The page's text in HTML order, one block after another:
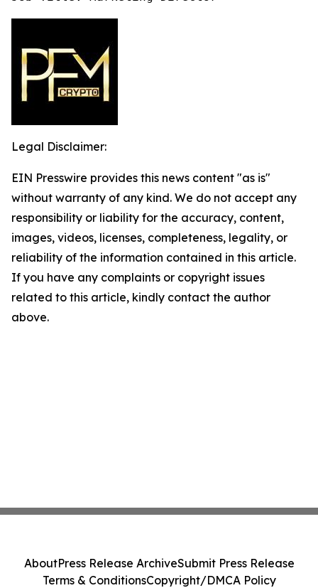
Legal Disclaimer:
EIN Presswire provides this news content "as is"
without warranty of any kind. We do not accept any
responsibility or liability for the accuracy, content,
images, videos, licenses, completeness, legality, or
reliability of the information contained in this article.
If you have any complaints or copyright issues
related to this article, kindly contact the author
above.
AboutPress Release ArchiveSubmit Press Release
Terms & ConditionsCopyright/DMCA Policy